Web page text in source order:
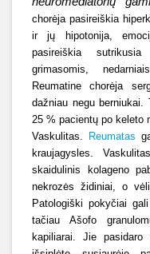
chorėja pasireiškia
ir jų hipotonija,
pasireiškia
grimasomis,
Reumatine chorėja
dažniau negu
25 % pacientų po keleto
Vaskulitas.
Reumatas
kraujagysles.
skaidulinis kolageno
nekrozės židiniai, o
Patologiški pokyčiai
tačiau Ašofo
kapiliarai. Jie pasidaro